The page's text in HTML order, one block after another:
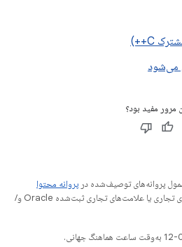
مرور مفید بود؟
پروانه‌های توصیف‌شده در پروانه محتوا
هستند. جاوا و OpenJDK علامت‌های تجاری یا علامت‌های تجاری ثبت‌شده Oracle و/